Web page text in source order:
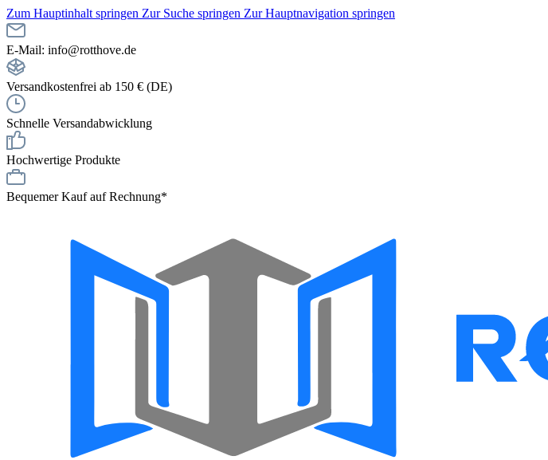
Zum Hauptinhalt springen Zur Suche springen Zur Hauptnavigation springen
E-Mail: info@rotthove.de
Versandkostenfrei ab 150 € (DE)
Schnelle Versandabwicklung
Hochwertige Produkte
Bequemer Kauf auf Rechnung*